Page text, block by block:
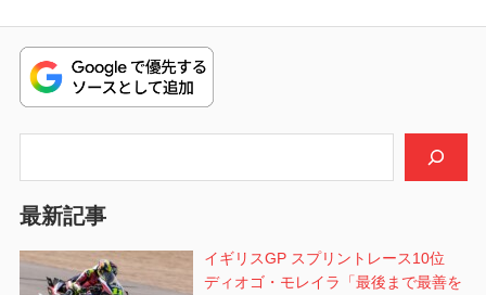
ビ
ゲ
ー
ン
稿:
最新記事
イギリスGP スプリントレース10位
ディオゴ・モレイラ「最後まで最善を